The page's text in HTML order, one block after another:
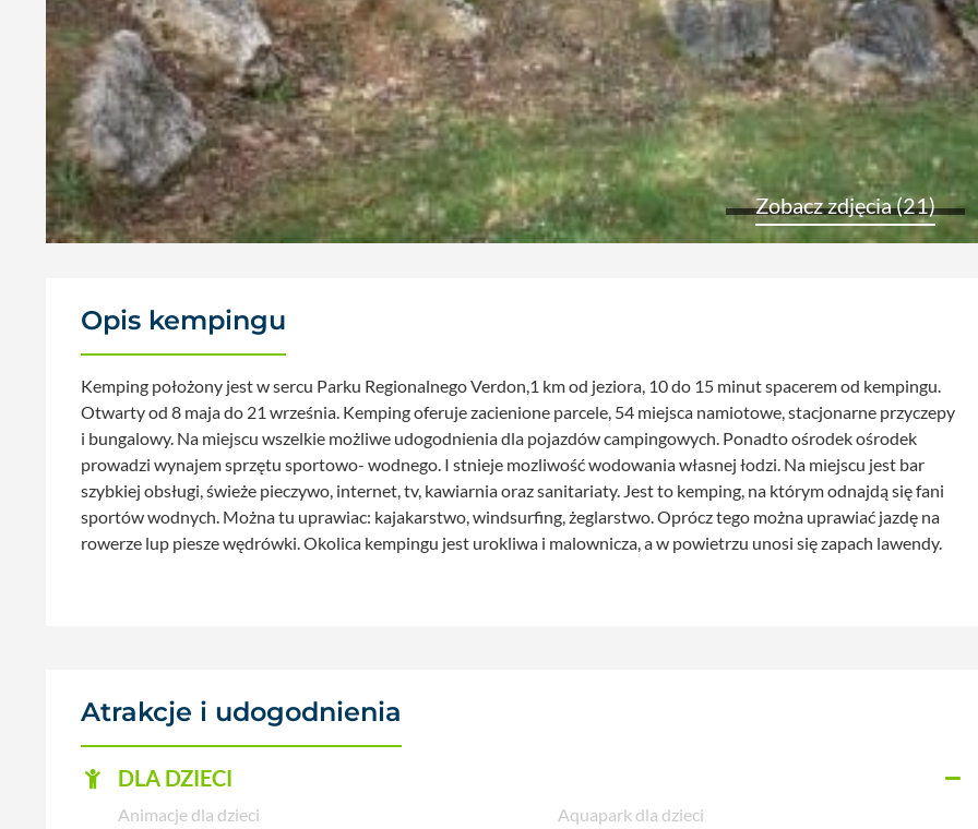
Zobacz zdjęcia (21)
Opis kempingu
Kemping położony jest w sercu Parku Regionalnego Verdon,1 km od jeziora, 10 do 15 minut spacerem od kempingu.
Otwarty od 8 maja do 21 września. Kemping oferuje zacienione parcele, 54 miejsca namiotowe, stacjonarne przyczepy
i bungalowy. Na miejscu wszelkie możliwe udogodnienia dla pojazdów campingowych. Ponadto ośrodek ośrodek
prowadzi wynajem sprzętu sportowo- wodnego. I stnieje mozliwość wodowania własnej łodzi. Na miejscu jest bar
szybkiej obsługi, świeże pieczywo, internet, tv, kawiarnia oraz sanitariaty. Jest to kemping, na którym odnajdą się fani
sportów wodnych. Można tu uprawiac: kajakarstwo, windsurfing, żeglarstwo. Oprócz tego można uprawiać jazdę na
rowerze lup piesze wędrówki. Okolica kempingu jest urokliwa i malownicza, a w powietrzu unosi się zapach lawendy.
Atrakcje i udogodnienia
DLA DZIECI
Animacje dla dzieci
Aquapark dla dzieci